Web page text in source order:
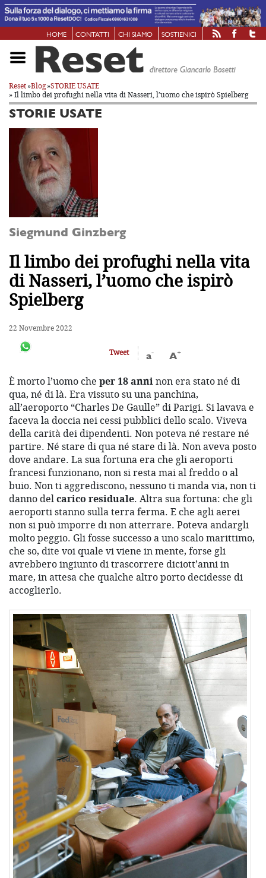
HOME CONTATTI CHI SIAMO SOSTIENICI
Reset»Blog»STORIE USATE
» Il limbo dei profughi nella vita di Nasseri, l’uomo che ispirò Spielberg
STORIE USATE
Siegmund Ginzberg
Il limbo dei profughi nella vita
di Nasseri, l’uomo che ispirò
Spielberg
22 Novembre 2022
Tweet a- A+
È morto l’uomo che per 18 anninon era stato né di
qua, né di là. Era vissuto su una panchina,
all’aeroporto “Charles De Gaulle” di Parigi. Si lavava e
faceva la doccia nei cessi pubblici dello scalo. Viveva
della carità dei dipendenti. Non poteva né restare né
partire. Né stare di qua né stare di là. Non aveva posto
dove andare. La sua fortuna era che gli aeroporti
francesi funzionano, non si resta mai al freddo o al
buio. Non ti aggrediscono, nessuno ti manda via, non ti
danno delcarico residuale. Altra sua fortuna: che gli
aeroporti stanno sulla terra ferma. E che agli aerei
non si può imporre di non atterrare. Poteva andargli
molto peggio. Gli fosse successo a uno scalo marittimo,
che so, dite voi quale vi viene in mente, forse gli
avrebbero ingiunto di trascorrere diciott’anni in
mare, in attesa che qualche altro porto decidesse di
accoglierlo.